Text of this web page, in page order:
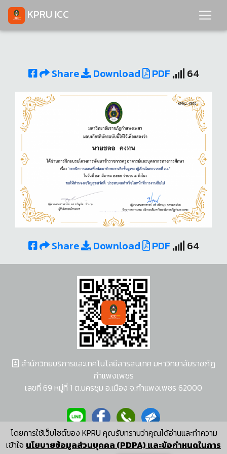
KPRU ICC
Share Download PDF 64
Share Download PDF 64
โดยการใช้เว็บไซต์ของ KPRU คุณรับทราบว่าคุณได้อ่านและทำความ
เข้าใจ นโยบายข้อมูลส่วนบุคคล (PDPA) และข้อกำหนดในการ
สำนักวิทยบริการและเทคโนโลยีสารสนเทศ มหาวิทยาลัยราชภัฏ
กำแพงเพชร
เลขที่ 69 หมู่ที่ 1 ต.นครชุม อ.เมือง จ.กำแพงเพชร 62000
ผู้พัฒนาระบบ อนุชา พวงผกา